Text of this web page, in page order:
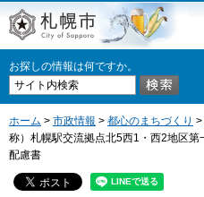
札幌市
お探しの情報は何ですか。
ホーム > 市政情報 > 都心のまちづくり >
称）札幌駅交流拠点北5西1・西2地区
配慮書